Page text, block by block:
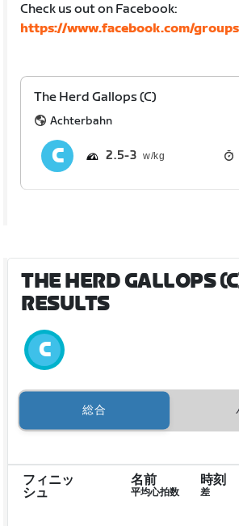
Check us out on Facebook:
https://www.facebook.com/
The Herd Gallops (C)
Achterbahn
2.5 3
THE HERD GALLOPS
RESULTS
総合
フィニッ
シュ
名前
平均心拍数
時刻
差